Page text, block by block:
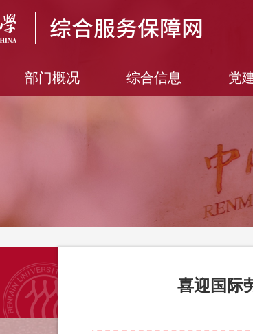
部门概况 综合信息 党
喜迎国际